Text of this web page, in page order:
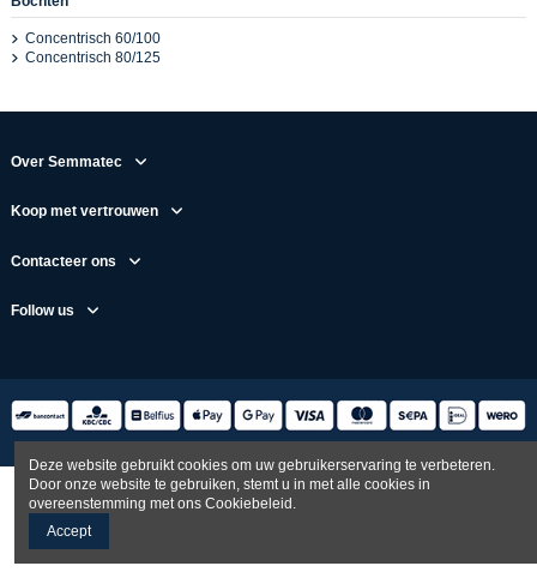
Concentrisch 60/100
Concentrisch 80/125
Over Semmatec
Koop met vertrouwen
Contacteer ons
Follow us
Deze website gebruikt cookies om uw gebruikerservaring te verbeteren.
Door onze website te gebruiken, stemt u in met alle cookies in
overeenstemming met ons Cookiebeleid.
Accept